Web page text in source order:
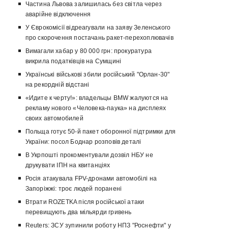
Частина Львова залишилась без світла через
аварійне відключення
У Єврокомісії відреагували на заяву Зеленського
про скорочення постачань ракет-перехоплювачів
Вимагали хабар у 80 000 грн: прокуратура
викрила податківців на Сумщині
Українські військові збили російський "Орлан-30"
на рекордній відстані
«Идите к черту!»: владельцы BMW жалуются на
рекламу нового «Человека-паука» на дисплеях
своих автомобилей
Польща готує 50-й пакет оборонної підтримки для
України: посол Боднар розповів деталі
В Укрпошті прокоментували дозвіл НБУ не
друкувати ІПН на квитанціях
Росія атакувала FPV-дронами автомобілі на
Запоріжжі: троє людей поранені
Втрати ROZETKA після російської атаки
перевищують два мільярди гривень
Reuters: ЗСУ зупинили роботу НПЗ "Роснефти" у